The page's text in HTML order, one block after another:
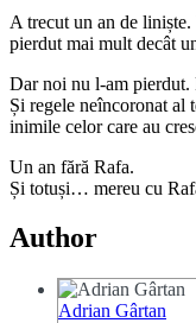
A trecut un an de
pierdut mai mult decât
Dar noi nu l-am pierdut.
Și regele neîncoronat al
inimile celor care au
Un an fără Rafa.
Și totuși… mereu cu
Author
Adrian Gârtan